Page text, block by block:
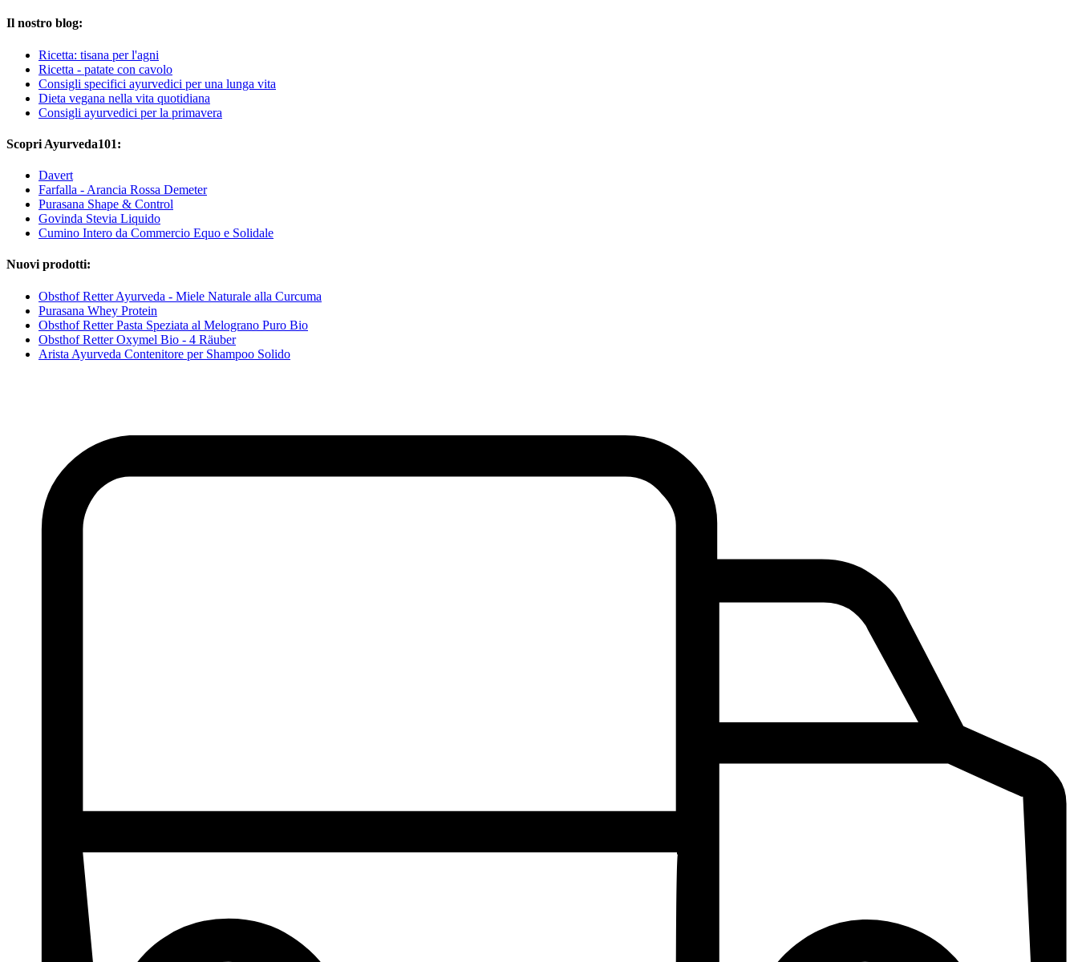
Il nostro blog:
Ricetta: tisana per l'agni
Ricetta - patate con cavolo
Consigli specifici ayurvedici per una lunga vita
Dieta vegana nella vita quotidiana
Consigli ayurvedici per la primavera
Scopri Ayurveda101:
Davert
Farfalla - Arancia Rossa Demeter
Purasana Shape & Control
Govinda Stevia Liquido
Cumino Intero da Commercio Equo e Solidale
Nuovi prodotti:
Obsthof Retter Ayurveda - Miele Naturale alla Curcuma
Purasana Whey Protein
Obsthof Retter Pasta Speziata al Melograno Puro Bio
Obsthof Retter Oxymel Bio - 4 Räuber
Arista Ayurveda Contenitore per Shampoo Solido